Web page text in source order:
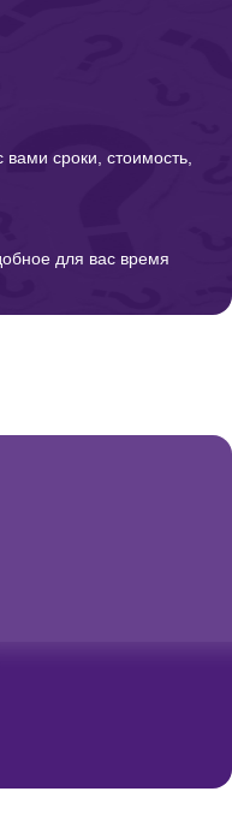
сроки, стоимость,
для вас время